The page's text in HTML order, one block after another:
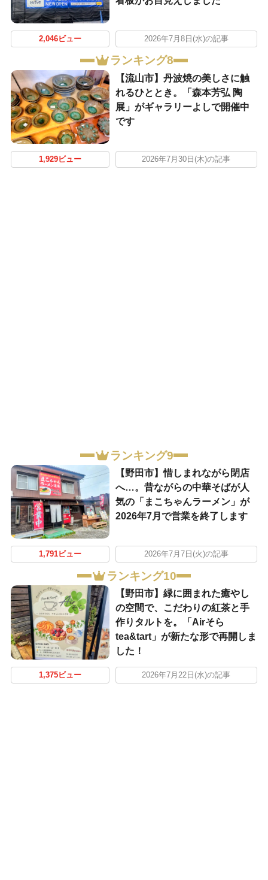
2,046ビュー 2026年7月8日(水)の記事
ランキング8
【流山市】丹波焼の美しさに触
れるひととき。「森本芳弘 陶
展」がギャラリーよしで開催中
です
1,929ビュー 2026年7月30日(木)の記事
ランキング9
【野田市】惜しまれながら閉店
へ…。昔ながらの中華そばが人
気の「まこちゃんラーメン」が
2026年7月で営業を終了します
1,791ビュー 2026年7月7日(火)の記事
ランキング10
【野田市】緑に囲まれた癒やし
の空間で、こだわりの紅茶と手
作りタルトを。「Airそら
tea&tart」が新たな形で再開しま
した！
1,375ビュー 2026年7月22日(水)の記事